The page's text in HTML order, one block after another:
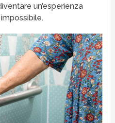
un’esperienza